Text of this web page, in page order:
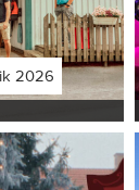
2026